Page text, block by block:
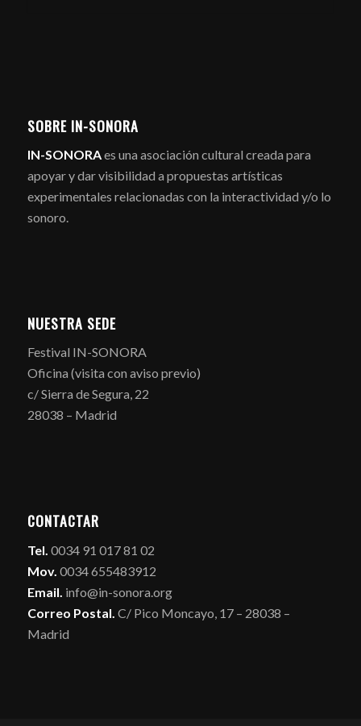
SOBRE IN-SONORA
IN-SONORAes una asociación cultural creada para
apoyar y dar visibilidad a propuestas artísticas
experimentales relacionadas con la interactividad y/o lo
sonoro.
NUESTRA SEDE
Festival IN-SONORA
Oficina (visita con aviso previo)
c/ Sierra de Segura, 22
28038 – Madrid
CONTACTAR
Tel. 0034 91 017 81 02
Mov. 0034 655483912
Email. info@in-sonora.org
Correo Postal. C/ Pico Moncayo, 17 – 28038 –
Madrid